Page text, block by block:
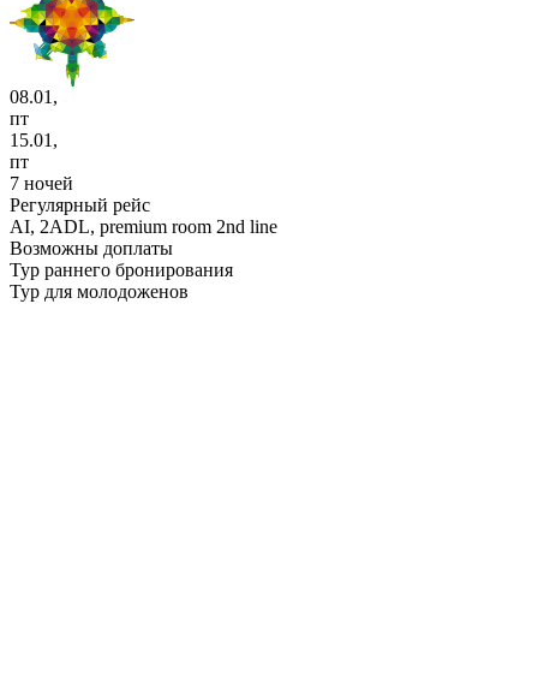
08.01,
пт
15.01,
пт
7 ночей
Регулярный рейс
AI, 2ADL, premium room 2nd line
Возможны доплаты
Тур раннего бронирования
Тур для молодоженов